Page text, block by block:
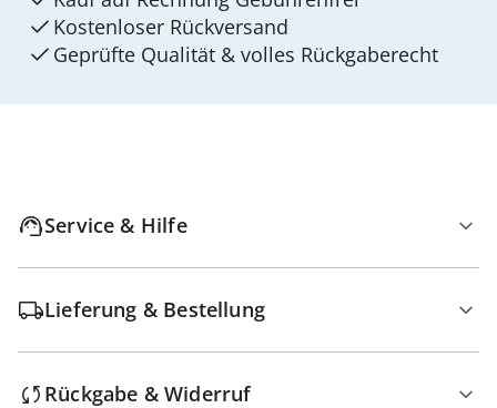
Kostenloser Rückversand
Geprüfte Qualität & volles Rückgaberecht
Service & Hilfe
Lieferung & Bestellung
Rückgabe & Widerruf